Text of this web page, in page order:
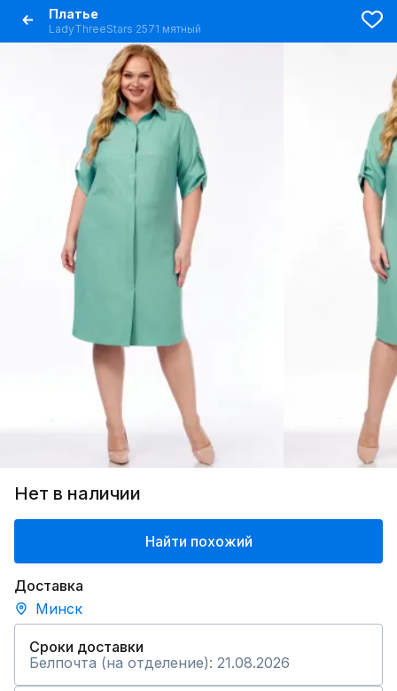
Платье
LadyThreeStars 2571 мятный
Нет в наличии
Найти похожий
Доставка
Минск
Сроки доставки
Белпочта (на отделение): 21.08.2026